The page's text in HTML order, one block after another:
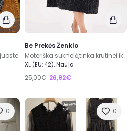
Be Prekės Ženklo
Moteriška suknelė,tinka krutinei iki 140 ir daugiau,kaina 25e,siunčiam į visus miestus
XL (EU: 42), Nauja
25,00€ 26,92€
0 0